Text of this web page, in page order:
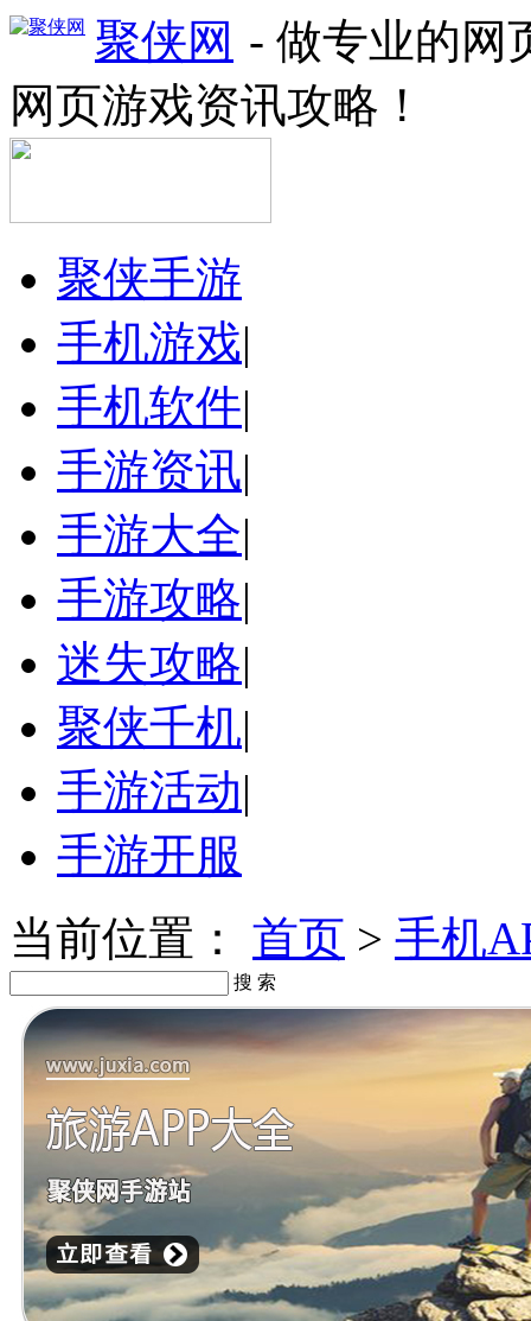
聚侠网 - 做专业的网
网页游戏资讯攻略！
聚侠手游
手机游戏|
手机软件|
手游资讯|
手游大全|
手游攻略|
迷失攻略|
聚侠千机|
手游活动|
手游开服
当前位置： 首页 > 手机
搜 索